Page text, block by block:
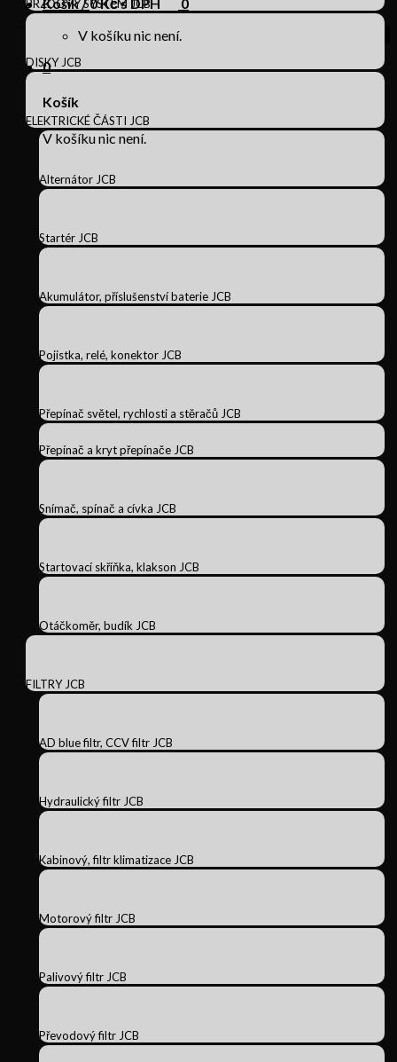
V košíku nic není.
0
Košík
V košíku nic není.
BRZDOVÝ SYSTÉM JCB
DISKY JCB
ELEKTRICKÉ ČÁSTI JCB
Alternátor JCB
Startér JCB
Akumulátor, příslušenství baterie JCB
Pojistka, relé, konektor JCB
Přepínač světel, rychlosti a stěračů JCB
Přepínač a kryt přepínače JCB
Snímač, spínač a cívka JCB
Startovací skříňka, klakson JCB
Otáčkoměr, budík JCB
FILTRY JCB
AD blue filtr, CCV filtr JCB
Hydraulický filtr JCB
Kabinový, filtr klimatizace JCB
Motorový filtr JCB
Palivový filtr JCB
Převodový filtr JCB